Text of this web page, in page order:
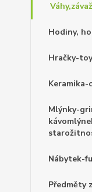
Hodiny,
Hračky-
Keramika-
Mlýnky-
Nábytek-
Předměty